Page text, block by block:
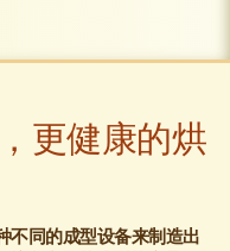
更健康的烘
不同的成型设备来制造出